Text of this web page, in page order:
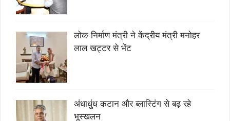
लोक निर्माण मंत्री ने केंद्रीय मंत्री मनोहर
लाल खट्टर से भेंट
अंधाधुंध कटान और ब्लास्टिंग से बढ़ रहे
भूस्खलन